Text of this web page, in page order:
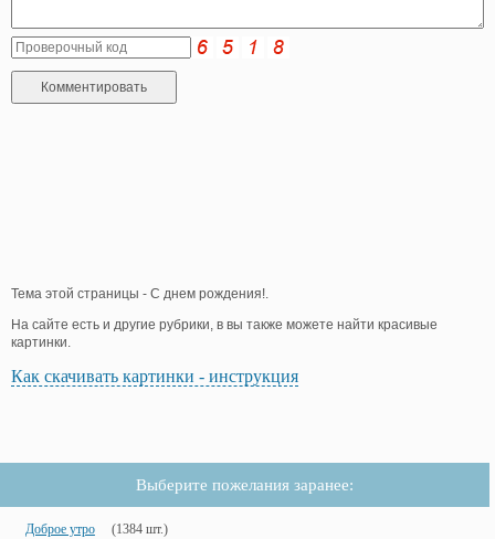
Тема этой страницы - С днем рождения!.
На сайте есть и другие рубрики, в вы также можете найти красивые
картинки.
Как скачивать картинки - инструкция
Выберите пожелания заранее:
Доброе утро (1384 шт.)